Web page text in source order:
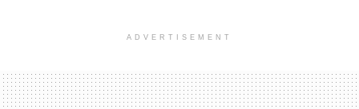
ADVERTISEMENT